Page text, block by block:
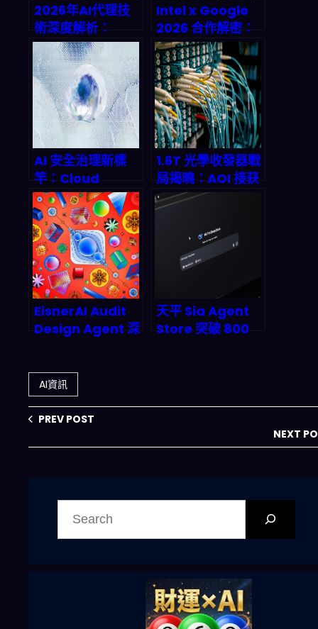
2026年AI代理技
術深度解析：
Running Guide
agent如何重新定
義自動化工作流？
Intel x Google
2026 合作解密：
CPU 逆襲如何改
寫 AI 基礎設施遊
戲規則
AI 安全治理新標
竿：Cloud
Security
Alliance AICM 如
何重塑 2026 年企
業防禦体系
1.6T 光學收發器戰
局揭曉：AOI 接获
hyperscale 大
單，AI 資料中心
networking 带宽
革命启动
EisnerAI Audit
Design Agent 深
審計時代？
天平 Sia Agent
Store 突破 800
AI資訊
PREV POST
NEXT